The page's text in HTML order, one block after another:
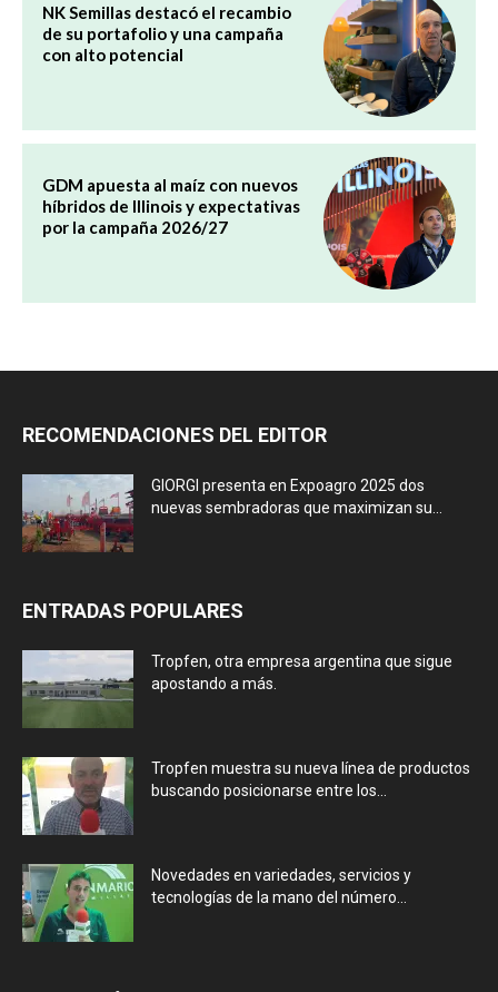
NK Semillas destacó el recambio
de su portafolio y una campaña
con alto potencial
GDM apuesta al maíz con nuevos
híbridos de Illinois y expectativas
por la campaña 2026/27
RECOMENDACIONES DEL EDITOR
GIORGI presenta en Expoagro 2025 dos
nuevas sembradoras que maximizan su...
ENTRADAS POPULARES
Tropfen, otra empresa argentina que sigue
apostando a más.
Tropfen muestra su nueva línea de productos
buscando posicionarse entre los...
Novedades en variedades, servicios y
tecnologías de la mano del número...